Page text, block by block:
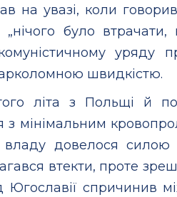
увазі, коли говорив:
було втрачати,
уряду
швидкістю.
літа з Польщі й
мінімальним
владу довелося силою
втекти, проте
спричинив